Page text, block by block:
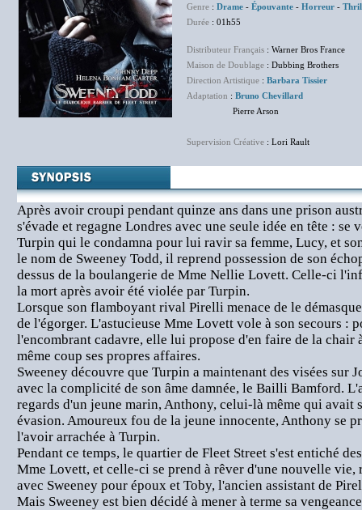
Genre : Drame - Épouvante - Horreur -
Durée : 01h55
Distributeur Français : Warner Bros France
Maison de Doublage : Dubbing Brothers
Direction Artistique : Barbara Tissier
Adaptation : Bruno Chevillard
Pierre Arson
Supervision Créative : Lori Rault
Après avoir croupi pendant quinze ans dans une prison
s'évade et regagne Londres avec une seule idée en tête : se
Turpin qui le condamna pour lui ravir sa femme, Lucy, et
le nom de Sweeney Todd, il reprend possession de son
dessus de la boulangerie de Mme Nellie Lovett. Celle-ci
la mort après avoir été violée par Turpin.
Lorsque son flamboyant rival Pirelli menace de le
de l'égorger. L'astucieuse Mme Lovett vole à son secours :
l'encombrant cadavre, elle lui propose d'en faire de la chair
même coup ses propres affaires.
Sweeney découvre que Turpin a maintenant des visées sur
avec la complicité de son âme damnée, le Bailli Bamford.
regards d'un jeune marin, Anthony, celui-là même qui avait
évasion. Amoureux fou de la jeune innocente, Anthony se
l'avoir arrachée à Turpin.
Pendant ce temps, le quartier de Fleet Street s'est entiché
Mme Lovett, et celle-ci se prend à rêver d'une nouvelle vie,
avec Sweeney pour époux et Toby, l'ancien assistant de
Mais Sweeney est bien décidé à mener à terme sa